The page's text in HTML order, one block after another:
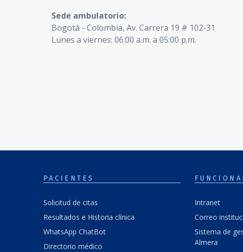
Sede ambulatorio:
Bogotá - Colombia, Av. Carrera 19 # 102-31
Lunes a viernes: 06:00 a.m. a 05:00 p.m.
PACIENTES
Solicitud de citas
Resultados e Historia clínica
WhatsApp ChatBot
Directorio médico
Intranet
Correo
Sistema de
Almera